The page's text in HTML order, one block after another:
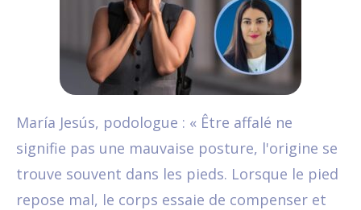
María Jesús, podologue : « Être affalé ne
signifie pas une mauvaise posture, l'origine se
trouve souvent dans les pieds. Lorsque le pied
repose mal, le corps essaie de compenser et